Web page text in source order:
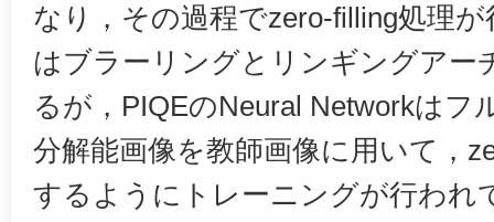
なり，その過程でzero-filling処理
はブラーリングとリンギングアー
るが，PIQEのNeural Networkはフ
分解能画像を教師画像に用いて，
するようにトレーニングが行われ